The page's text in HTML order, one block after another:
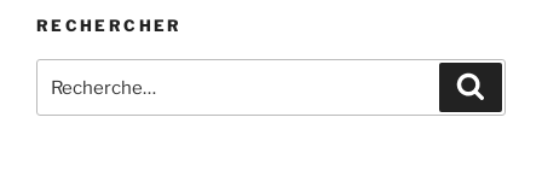
RECHERCHER
pour